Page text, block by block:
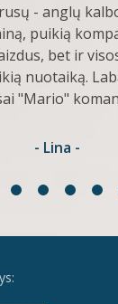
- anglų
puikią
bet ir
nuotaiką.
"Mario"
- Lina -